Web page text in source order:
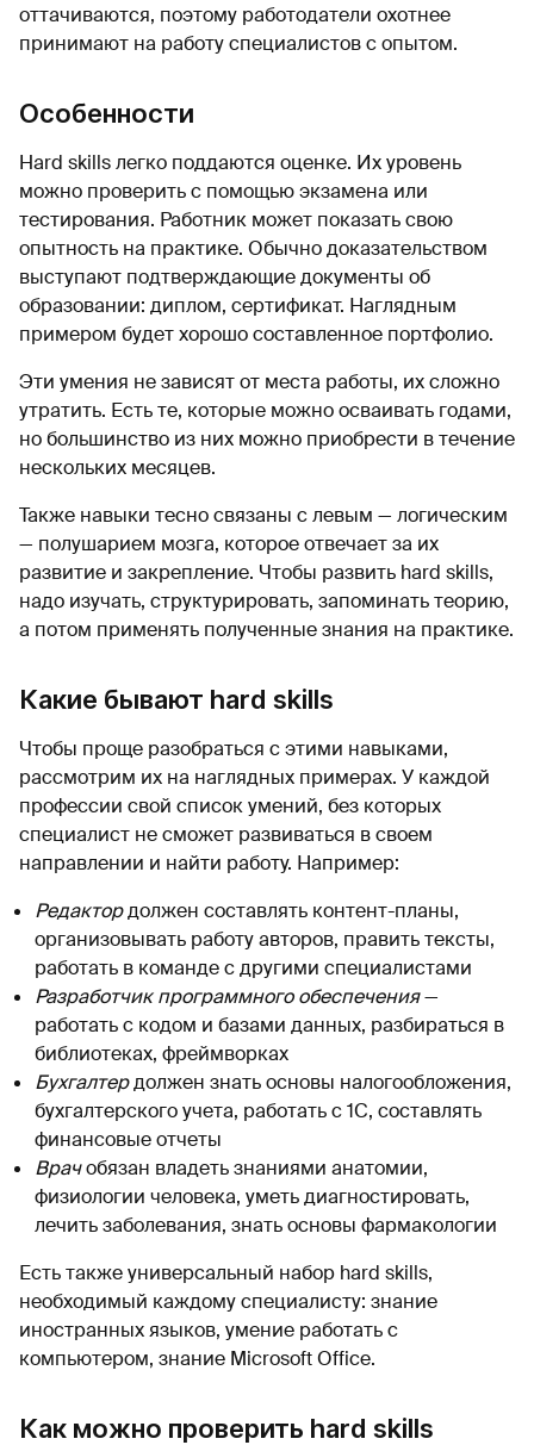
оттачиваются, поэтому работодатели охотнее
принимают на работу специалистов с опытом.
Особенности
Hard skills легко поддаются оценке. Их уровень
можно проверить с помощью экзамена или
тестирования. Работник может показать свою
опытность на практике. Обычно доказательством
выступают подтверждающие документы об
образовании: диплом, сертификат. Наглядным
примером будет хорошо составленное портфолио.
Эти умения не зависят от места работы, их сложно
утратить. Есть те, которые можно осваивать годами,
но большинство из них можно приобрести в течение
нескольких месяцев.
Также навыки тесно связаны с левым — логическим
— полушарием мозга, которое отвечает за их
развитие и закрепление. Чтобы развить hard skills,
надо изучать, структурировать, запоминать теорию,
а потом применять полученные знания на практике.
Какие бывают hard skills
Чтобы проще разобраться с этими навыками,
рассмотрим их на наглядных примерах. У каждой
профессии свой список умений, без которых
специалист не сможет развиваться в своем
направлении и найти работу. Например:
Редактордолжен составлять контент-планы,
организовывать работу авторов, править тексты,
работать в команде с другими специалистами
Разработчик программного обеспечения—
работать с кодом и базами данных, разбираться в
библиотеках, фреймворках
Бухгалтердолжен знать основы налогообложения,
бухгалтерского учета, работать с 1С, составлять
финансовые отчеты
Врачобязан владеть знаниями анатомии,
физиологии человека, уметь диагностировать,
лечить заболевания, знать основы фармакологии
Есть также универсальный набор hard skills,
необходимый каждому специалисту: знание
иностранных языков, умение работать с
компьютером, знание Microsoft Office.
Как можно проверить hard skills